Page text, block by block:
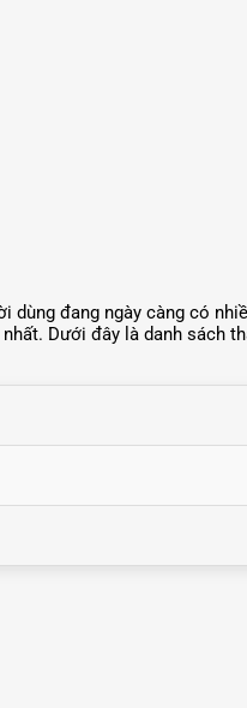
dùng đang ngày càng có
Dưới đây là danh sách